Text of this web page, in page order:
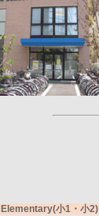
Elementary(小1・小2)